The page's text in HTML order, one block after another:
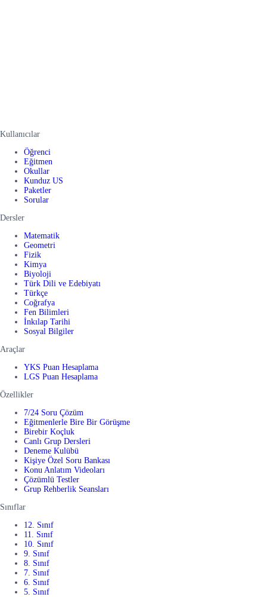
Kullanıcılar
Öğrenci
Eğitmen
Okullar
Kunduz US
Paketler
Sorular
Dersler
Matematik
Geometri
Fizik
Kimya
Biyoloji
Türk Dili ve Edebiyatı
Türkçe
Coğrafya
Fen Bilimleri
İnkılap Tarihi
Sosyal Bilgiler
Araçlar
YKS Puan Hesaplama
LGS Puan Hesaplama
Özellikler
7/24 Soru Çözüm
Eğitmenlerle Bire Bir Görüşme
Birebir Koçluk
Canlı Grup Dersleri
Deneme Kulübü
Kişiye Özel Soru Bankası
Konu Anlatım Videoları
Çözümlü Testler
Grup Rehberlik Seansları
Sınıflar
12. Sınıf
11. Sınıf
10. Sınıf
9. Sınıf
8. Sınıf
7. Sınıf
6. Sınıf
5. Sınıf